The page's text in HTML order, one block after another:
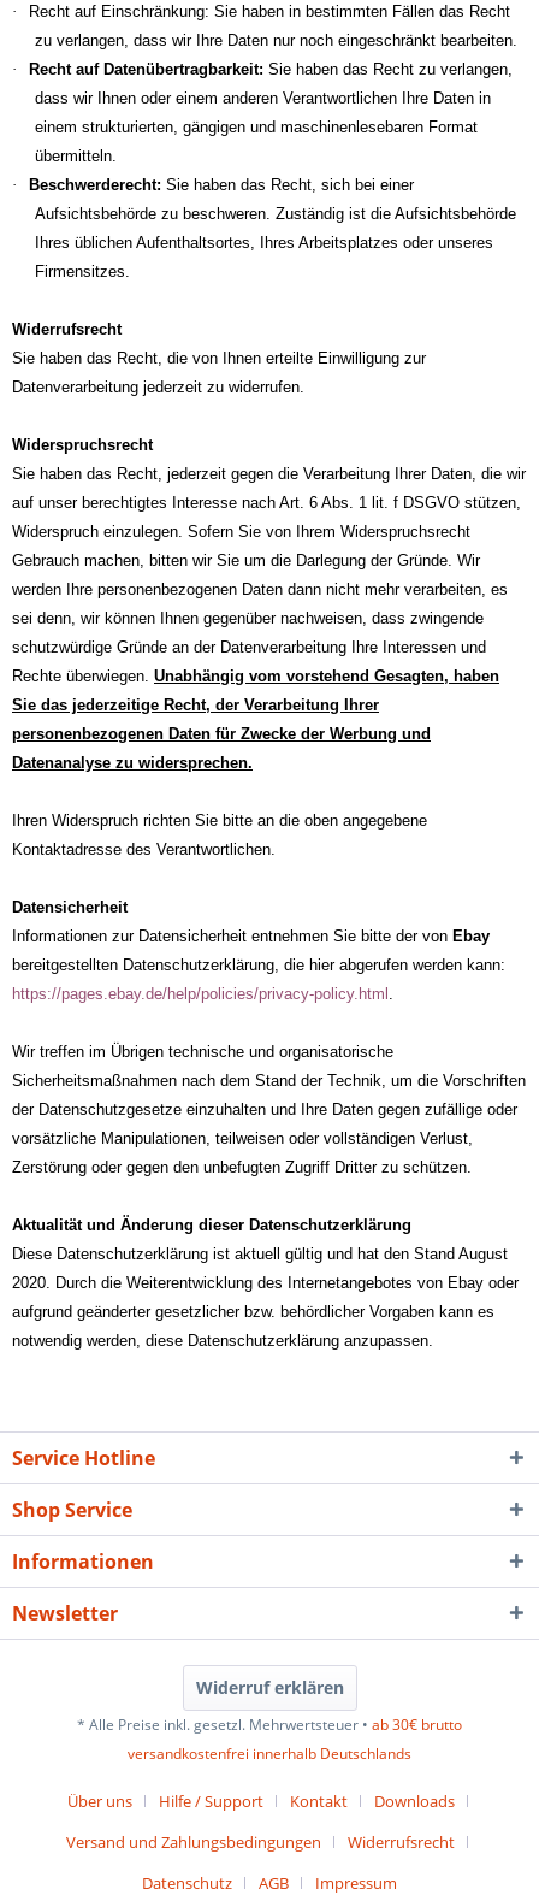
·
Recht auf Einschränkung: Sie haben in bestimmten Fällen das Recht
zu verlangen, dass wir Ihre Daten nur noch eingeschränkt bearbeiten.
·
Recht auf Datenübertragbarkeit: Sie haben das Recht zu verlangen,
dass wir Ihnen oder einem anderen Verantwortlichen Ihre Daten in
einem strukturierten, gängigen und maschinenlesebaren Format
übermitteln.
·
Beschwerderecht: Sie haben das Recht, sich bei einer
Aufsichtsbehörde zu beschweren. Zuständig ist die Aufsichtsbehörde
Ihres üblichen Aufenthaltsortes, Ihres Arbeitsplatzes oder unseres
Firmensitzes.
Widerrufsrecht
Sie haben das Recht, die von Ihnen erteilte Einwilligung zur
Datenverarbeitung jederzeit zu widerrufen.
Widerspruchsrecht
Sie haben das Recht, jederzeit gegen die Verarbeitung Ihrer Daten, die wir
auf unser berechtigtes Interesse nach Art. 6 Abs. 1 lit. f DSGVO stützen,
Widerspruch einzulegen. Sofern Sie von Ihrem Widerspruchsrecht
Gebrauch machen, bitten wir Sie um die Darlegung der Gründe. Wir
werden Ihre personenbezogenen Daten dann nicht mehr verarbeiten, es
sei denn, wir können Ihnen gegenüber nachweisen, dass zwingende
schutzwürdige Gründe an der Datenverarbeitung Ihre Interessen und
Rechte überwiegen. Unabhängig vom vorstehend Gesagten, haben
Sie das jederzeitige Recht, der Verarbeitung Ihrer
personenbezogenen Daten für Zwecke der Werbung und
Datenanalyse zu widersprechen.
Ihren Widerspruch richten Sie bitte an die oben angegebene
Kontaktadresse des Verantwortlichen.
Datensicherheit
Informationen zur Datensicherheit entnehmen Sie bitte der von Ebay
bereitgestellten Datenschutzerklärung, die hier abgerufen werden kann:
https://pages.ebay.de/help/policies/privacy-policy.html .
Wir treffen im Übrigen technische und organisatorische
Sicherheitsmaßnahmen nach dem Stand der Technik, um die Vorschriften
der Datenschutzgesetze einzuhalten und Ihre Daten gegen zufällige oder
vorsätzliche Manipulationen, teilweisen oder vollständigen Verlust,
Zerstörung oder gegen den unbefugten Zugriff Dritter zu schützen.
Aktualität und Änderung dieser Datenschutzerklärung
Diese Datenschutzerklärung ist aktuell gültig und hat den Stand August
2020. Durch die Weiterentwicklung des Internetangebotes von Ebay oder
aufgrund geänderter gesetzlicher bzw. behördlicher Vorgaben kann es
notwendig werden, diese Datenschutzerklärung anzupassen.
Service Hotline
Shop Service
Informationen
Newsletter
Widerruf erklären
* Alle Preise inkl. gesetzl. Mehrwertsteuer • ab 30€ brutto
versandkostenfrei innerhalb Deutschlands
Über uns Hilfe / Support Kontakt
Downloads
Versand und Zahlungsbedingungen
Widerrufsrecht
Datenschutz
AGB Impressum